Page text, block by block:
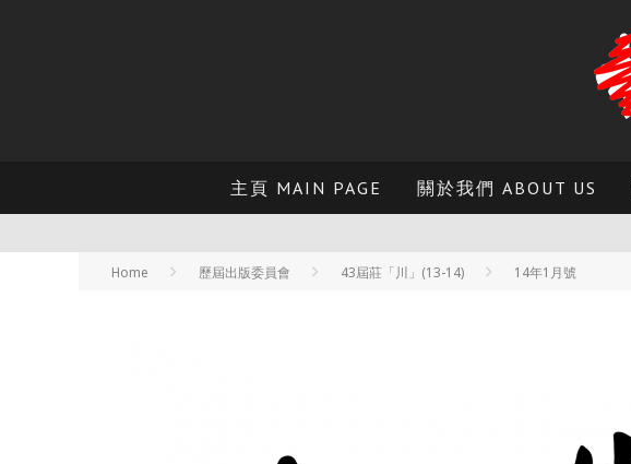
主頁 MAIN PAGE 關於我們 ABOUT US
Home 歷屆出版委員會 43屆莊「川」(13-14) 14年1月號